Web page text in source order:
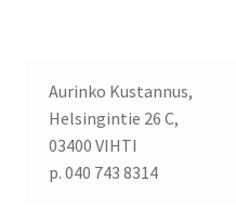
Aurinko Kustannus,
Helsingintie 26 C,
03400 VIHTI
p. 040 743 8314